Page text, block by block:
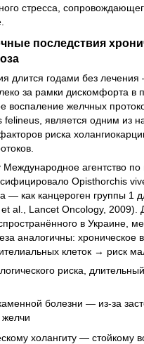
стресса,
последствия
длится годами без
за рамки дискомфорта в
воспаление желчных
felineus, является одним из
риска
Международное агентство по
Opisthorchis
— как канцероген группы 1
al., Lancet Oncology, 2009).
в Украине,
аналогичны: хроническое
клеток → риск
риска,
болезни — из-за
желчи
холангиту — стойкому